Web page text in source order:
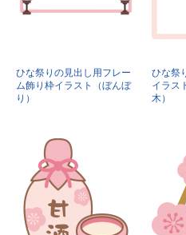
ひな祭りの見出し用フレー
ム飾り枠イラスト（ぼんぼ
り）
ひな祭
イラス
木）